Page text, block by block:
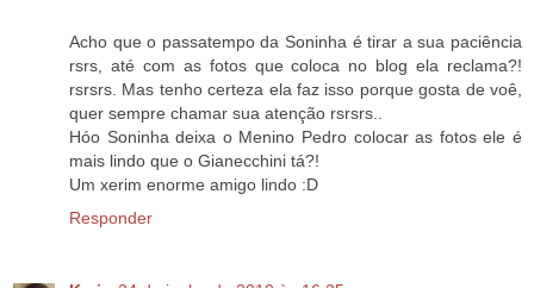
Acho que o passatempo da Soninha é tirar a sua paciência
rsrs, até com as fotos que coloca no blog ela reclama?!
rsrsrs. Mas tenho certeza ela faz isso porque gosta de voê,
quer sempre chamar sua atenção rsrsrs..
Hóo Soninha deixa o Menino Pedro colocar as fotos ele é
mais lindo que o Gianecchini tá?!
Um xerim enorme amigo lindo :D
Responder